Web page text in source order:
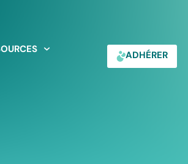
ADHÉRER